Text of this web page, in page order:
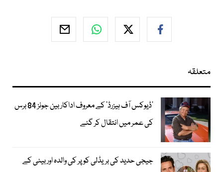
متعلقہ
’ڈیوکس آف ہیزرڈ‘ کے معروف اداکار بین جونز 84 برس
کی عمر میں انتقال کر گئے
جیجی حدید کی بریڈلی کوپر کی والدہ اور بیٹی کے